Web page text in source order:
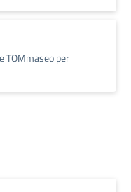
TOMmaseo per